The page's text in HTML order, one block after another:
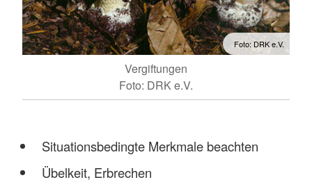
Foto: DRK e.V.
Vergiftungen
Foto: DRK e.V.
Situationsbedingte Merkmale beachten
Übelkeit, Erbrechen